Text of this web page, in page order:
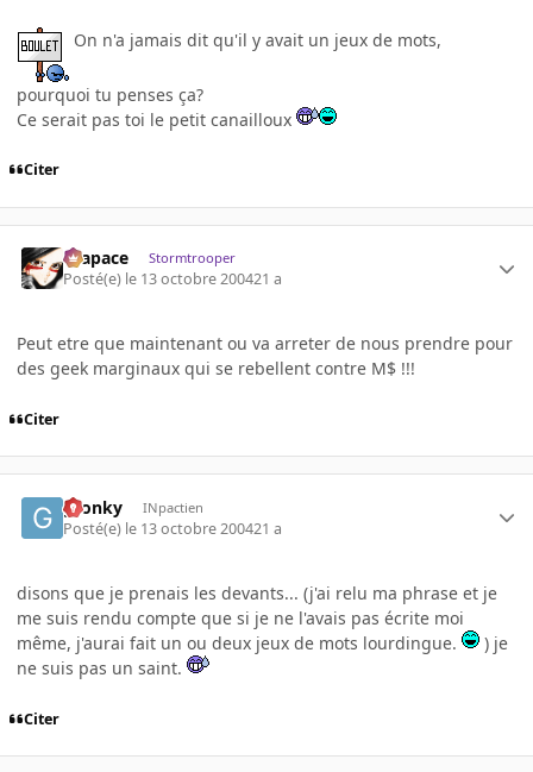
On n'a jamais dit qu'il y avait un jeux de mots,
pourquoi tu penses ça?
Ce serait pas toi le petit canailloux
Citer
Krapace Stormtrooper
Posté(e) le 13 octobre 200421 a
Peut etre que maintenant ou va arreter de nous prendre pour
des geek marginaux qui se rebellent contre M$ !!!
Citer
gronky INpactien
Posté(e) le 13 octobre 200421 a
disons que je prenais les devants... (j'ai relu ma phrase et je
me suis rendu compte que si je ne l'avais pas écrite moi
même, j'aurai fait un ou deux jeux de mots lourdingue.
) je
ne suis pas un saint.
Citer